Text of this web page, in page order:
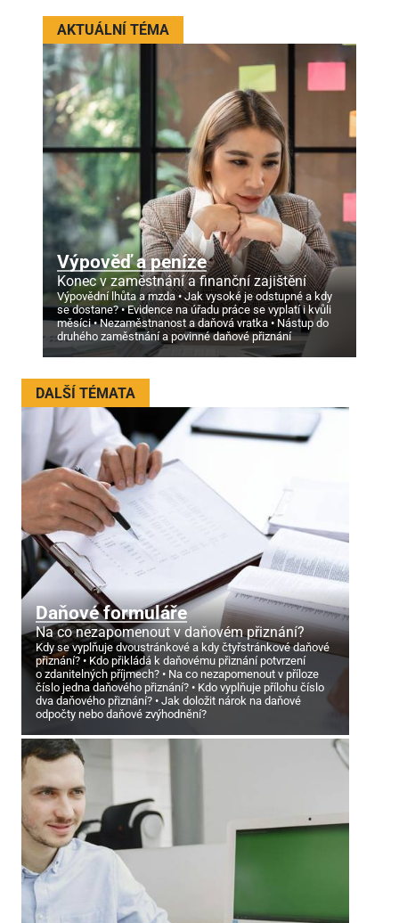
AKTUÁLNÍ TÉMA
Výpověď a peníze
Konec v zaměstnání a finanční zajištění
Výpovědní lhůta a mzda
Jak vysoké je odstupné a kdy
se dostane?
Evidence na úřadu práce se vyplatí i kvůli
měsíci
Nezaměstnanost a daňová vratka
Nástup do
druhého zaměstnání a povinné daňové přiznání
DALŠÍ TÉMATA
Daňové formuláře
Na co nezapomenout v daňovém přiznání?
Kdy se vyplňuje dvoustránkové a kdy čtyřstránkové daňové
přiznání?
Kdo přikládá k daňovému přiznání potvrzení
o zdanitelných příjmech?
Na co nezapomenout v příloze
číslo jedna daňového přiznání?
Kdo vyplňuje přílohu číslo
dva daňového přiznání?
Jak doložit nárok na daňové
odpočty nebo daňové zvýhodnění?